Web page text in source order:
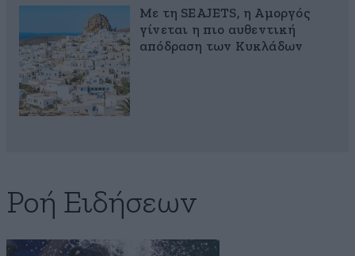
Με τη SEAJETS, η Αμοργός
γίνεται η πιο αυθεντική
απόδραση των Κυκλάδων
Ροή Ειδήσεων